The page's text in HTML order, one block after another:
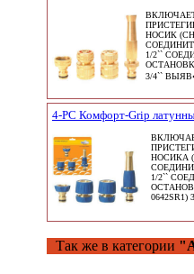
НОСИК
1/2``
3/4``
4-PC Комфорт-Grip
НОСИКА
1/2``
0642SR1)
Так же в категории